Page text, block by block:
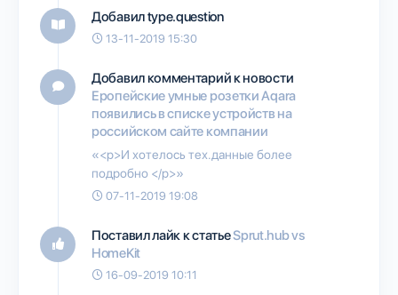
Добавил type.question
13-11-2019 15:30
Добавил комментарий к новости
Еропейские умные розетки Aqara
появились в списке устройств на
российском сайте компании
«<p>И хотелось тех.данные более
подробно </p>»
07-11-2019 19:08
Поставил лайк к статьеSprut.hub vs
HomeKit
16-09-2019 10:11